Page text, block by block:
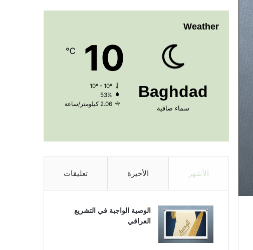
Weather
Baghdad
سماء صافية
10
℃
10º - 10º
53%
2.06 كيلومتر/ساعة
الأشهر الأخيرة تعليقات
الوصية الواجبة في التشريع
العراقي